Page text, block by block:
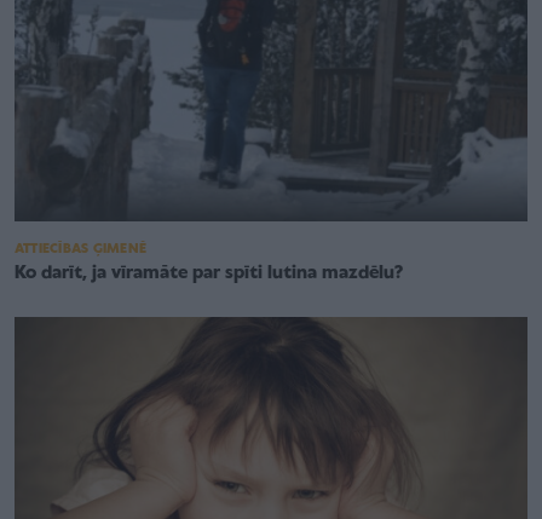
ATTIECĪBAS ĢIMENĒ
Ko darīt, ja vīramāte par spīti lutina mazdēlu?